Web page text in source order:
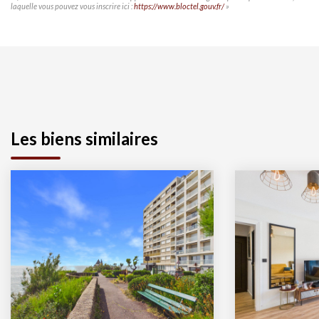
laquelle vous pouvez vous inscrire ici :https://www.bloctel.gouv.fr/»
Les biens similaires
Exclusivité